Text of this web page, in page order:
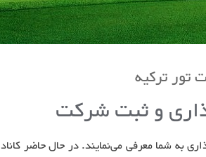
تور ترکیه
و ثبت شرکت
به شما معرفی می‌نمایند. در حال حاضر